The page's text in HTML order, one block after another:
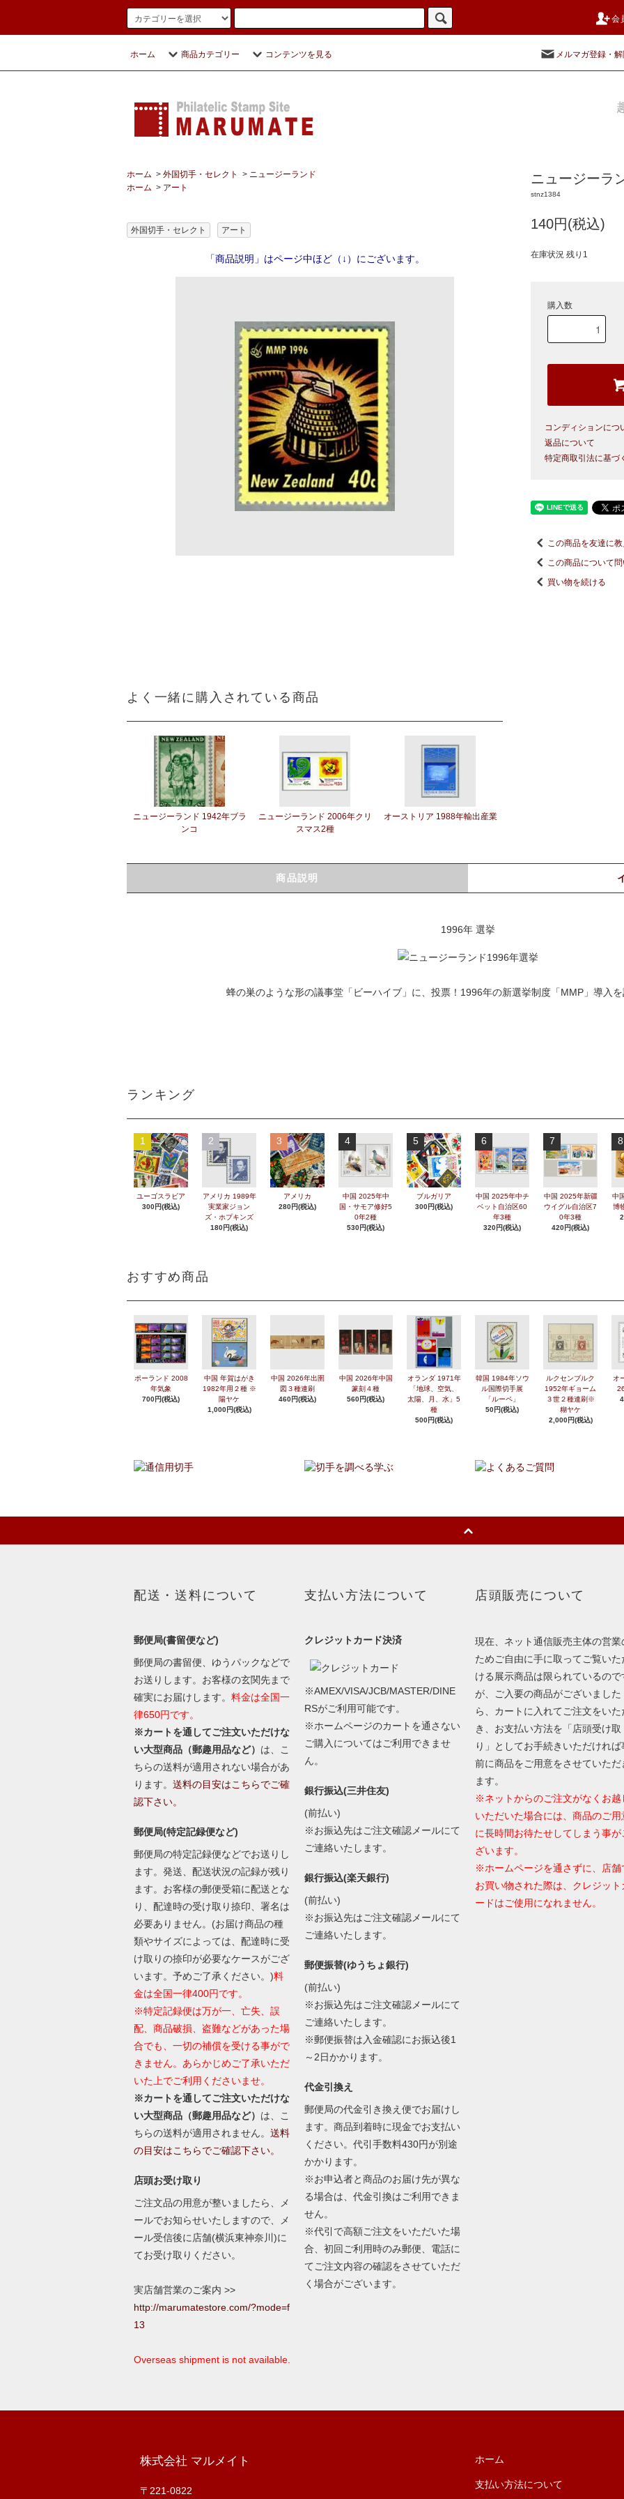
会
ホーム 商品カテゴリー コンテンツを見る メルマガ登録・
ホーム > 外国切手・セレクト > ニュージーランド
ホーム > アート
外国切手・セレクト アート
「商品説明」はページ中ほど（↓）にございます。
よく一緒に購入されている商品
ニュージーランド 1942年ブラ
ンコ
ニュージーランド 2006年クリ
スマス2種
オーストリア 1988年輸出産業
ニュージーラ
stnz1384
140円(税込)
在庫状況 残り1
購入数
コンディションにつ
返品について
特定商取引法に基づ
この商品を友達に
この商品について
買い物を続ける
商品説明
1996年 選挙
蜂の巣のような形の議事堂「ビーハイブ」に、投票！1996年の新選挙制度「MMP」導入
ランキング
1
ユーゴスラビア
300円(税込)
2
アメリカ 1989年
実業家ジョン
ズ・ホプキンズ
180円(税込)
3
アメリカ
280円(税込)
4
中国 2025年中
国・サモア修好5
0年2種
530円(税込)
5
ブルガリア
300円(税込)
6
中国 2025年中チ
ベット自治区60
年3種
320円(税込)
7
中国 2025年新疆
ウイグル自治区7
0年3種
420円(税込)
8
中
博
おすすめ商品
ポーランド 2008
年気象
700円(税込)
中国 年賀はがき
1982年用２種 ※
陽ヤケ
1,000円(税込)
中国 2026年出圉
図３種連刷
460円(税込)
中国 2026年中国
篆刻４種
560円(税込)
オランダ 1971年
「地球、空気、
太陽、月、水」5
種
500円(税込)
韓国 1984年ソウ
ル国際切手展
「ルーペ」
50円(税込)
ルクセンブルク
1952年ギョーム
３世２種連刷※
糊ヤケ
2,000円(税込)
オ
配送・送料について
郵便局(書留便など)
郵便局の書留便、ゆうパックなどで
お送りします。お客様の玄関先まで
確実にお届けします。 料金は全国一
律650円です。
※カートを通してご注文いただけな
い大型商品（郵趣用品など） は、こ
ちらの送料が適用されない場合があ
ります。 送料の目安はこちらでご確
認下さい。
郵便局(特定記録便など)
郵便局の特定記録便などでお送りし
ます。発送、配送状況の記録が残り
ます。お客様の郵便受箱に配送とな
り、配達時の受け取り捺印、署名は
必要ありません。(お届け商品の種
類やサイズによっては、配達時に受
け取りの捺印が必要なケースがござ
います。予めご了承ください。)料
金は全国一律400円です。
※特定記録便は万が一、亡失、誤
配、商品破損、盗難などがあった場
合でも、一切の補償を受ける事がで
きません。あらかじめご了承いただ
いた上でご利用くださいませ。
※カートを通してご注文いただけな
い大型商品（郵趣用品など） は、こ
ちらの送料が適用されません。 送料
の目安はこちらでご確認下さい。
店頭お受け取り
ご注文品の用意が整いましたら、メ
ールでお知らせいたしますので、メ
ール受信後に店舗(横浜東神奈川)に
てお受け取りください。
実店舗営業のご案内 >>
http://marumatestore.com/?mode=f
13
Overseas shipment is not available.
支払い方法について
クレジットカード決済
※AMEX/VISA/JCB/MASTER/DINE
RSがご利用可能です。
※ホームページのカートを通さない
ご購入についてはご利用できませ
ん。
銀行振込(三井住友)
(前払い)
※お振込先はご注文確認メールにて
ご連絡いたします。
銀行振込(楽天銀行)
(前払い)
※お振込先はご注文確認メールにて
ご連絡いたします。
郵便振替(ゆうちょ銀行)
(前払い)
※お振込先はご注文確認メールにて
ご連絡いたします。
※郵便振替は入金確認にお振込後1
～2日かかります。
代金引換え
郵便局の代金引き換え便でお届けし
ます。商品到着時に現金でお支払い
ください。代引手数料430円が別途
かかります。
※お申込者と商品のお届け先が異な
る場合は、代金引換はご利用できま
せん。
※代引で高額ご注文をいただいた場
合、初回ご利用時のみ郵便、電話に
てご注文内容の確認をさせていただ
く場合がございます。
店頭販売について
現在、ネット通信販売主体の営業
ためご自由に手に取ってご覧いた
ける展示商品は限られているので
が、ご入要の商品がございました
ら、カートに入れてご注文をいた
き、お支払い方法を「店頭受け取
り」としてお手続きいただければ
前に商品をご用意をさせていただ
ます。
※ネットからのご注文がなくお越
いただいた場合には、商品のご用
に長時間お待たせしてしまう事が
ざいます。
※ホームページを通さずに、店舗
お買い物された際は、クレジット
ードはご使用になれません。
株式会社 マルメイト
〒221-0822
ホーム
支払い方法について